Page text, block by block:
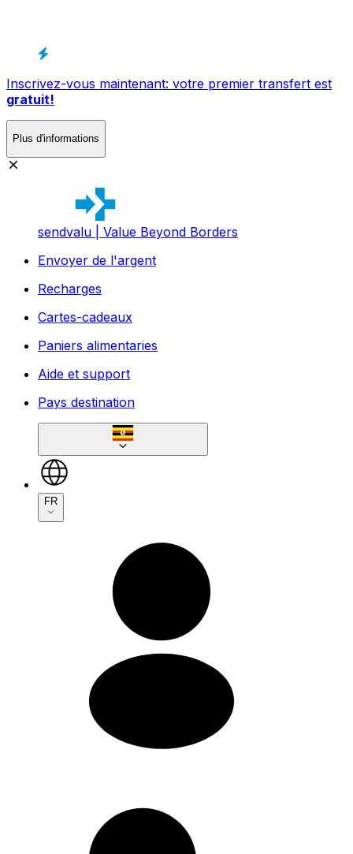
Inscrivez-vous maintenant: votre premier transfert est
gratuit!
Plus d'informations
sendvalu | Value Beyond Borders
Envoyer de l'argent
Recharges
Cartes-cadeaux
Paniers alimentaries
Aide et support
Pays destination
FR